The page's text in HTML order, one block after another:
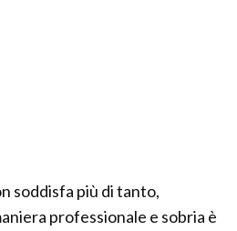
soddisfa più di tanto,
professionale e sobria è